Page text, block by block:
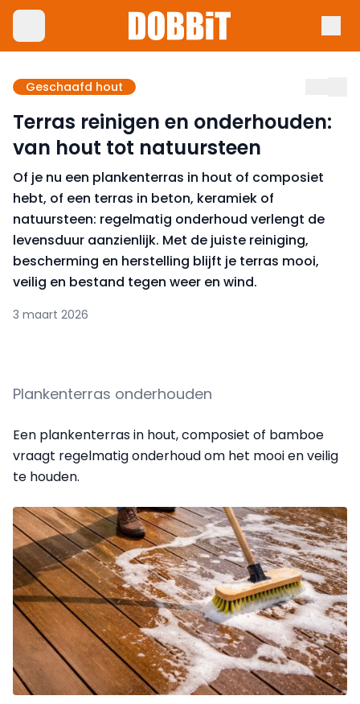
Geschaafd hout
Terras reinigen en onderhouden:
van hout tot natuursteen
Of je nu een plankenterras in hout of composiet
hebt, of een terras in beton, keramiek of
natuursteen: regelmatig onderhoud verlengt de
levensduur aanzienlijk. Met de juiste reiniging,
bescherming en herstelling blijft je terras mooi,
veilig en bestand tegen weer en wind.
3 maart 2026
Plankenterras onderhouden
Een plankenterras in hout, composiet of bamboe
vraagt regelmatig onderhoud om het mooi en veilig
te houden.